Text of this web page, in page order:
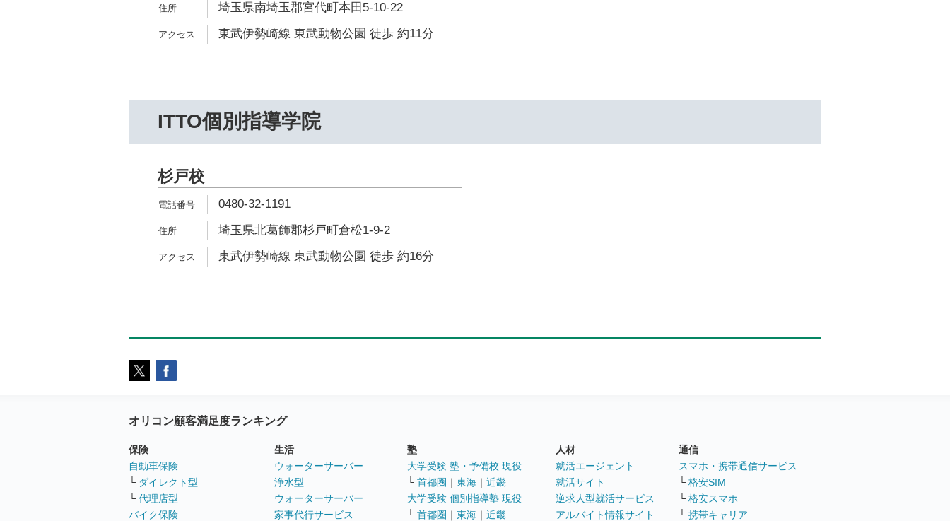
埼玉県南埼玉郡宮代町本田5-10-22
東武伊勢崎線 東武動物公園 徒歩 約11分
ITTO個別指導学院
杉戸校
0480-32-1191
埼玉県北葛飾郡杉戸町倉松1-9-2
東武伊勢崎線 東武動物公園 徒歩 約16分
オリコン顧客満足度ランキング
保険
自動車保険
└ ダイレクト型
└ 代理店型
バイク保険
生活
ウォーターサーバー
浄水型
ウォーターサーバー
家事代行サービス
塾
大学受験 塾・予備校 現役
└ 首都圏 ｜ 東海 ｜ 近畿
大学受験 個別指導塾 現役
└ 首都圏 ｜ 東海 ｜ 近畿
人材
就活エージェント
就活サイト
逆求人型就活サービス
アルバイト情報サイト
通信
スマホ・携帯通信サービス
└ 格安SIM
└ 格安スマホ
└ 携帯キャリア